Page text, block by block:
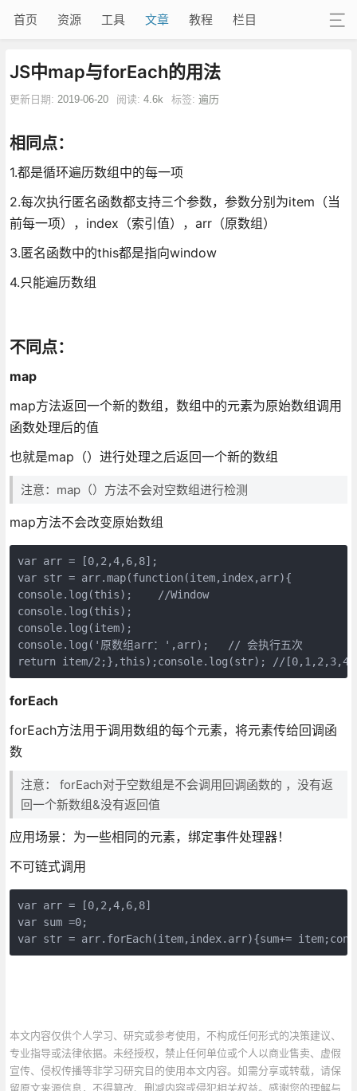
首页 资源 工具 文章 教程 栏目
JS中map与forEach的用法
更新日期: 2019-06-20 阅读: 4.6k 标签: 遍历
相同点：
1.都是循环遍历数组中的每一项
2.每次执行匿名函数都支持三个参数，参数分别为item（当
前每一项），index（索引值），arr（原数组）
3.匿名函数中的this都是指向window
4.只能遍历数组
不同点：
map
map方法返回一个新的数组，数组中的元素为原始数组调用
函数处理后的值
也就是map（）进行处理之后返回一个新的数组
注意：map（）方法不会对空数组进行检测
map方法不会改变原始数组
var arr = [0,2,4,6,8];
var str = arr.map(function(item,index,arr){
console.log(this);    //Window
console.log(this);
console.log(item);
console.log('原数组arr：',arr);   // 会执行五次
return item/2;},this);console.log(str); //[0,1,2,3,4]
forEach
forEach方法用于调用数组的每个元素，将元素传给回调函
数
注意： forEach对于空数组是不会调用回调函数的 ，没有返
回一个新数组&没有返回值
应用场景：为一些相同的元素，绑定事件处理器！
不可链式调用
var arr = [0,2,4,6,8]
var sum =0;
var str = arr.forEach(item,index.arr){sum+=
本文内容仅供个人学习、研究或参考使用，不构成任何形式的决策建议、
专业指导或法律依据。未经授权，禁止任何单位或个人以商业售卖、虚假
宣传、侵权传播等非学习研究目的使用本文内容。如需分享或转载，请保
留原文来源信息，不得篡改、删减内容或侵犯相关权益。感谢您的理解与